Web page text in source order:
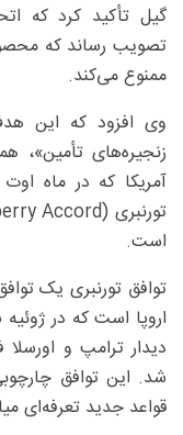
تصویب رساند که
ممنوع می‌کند.
وی افزود که این
زنجیره‌های تأمین»،
آمریکا که در ماه
است.
توافق تورنبری یک
دیدار ترامپ و
شد. این توافق
قواعد جدید تعرفه‌ای